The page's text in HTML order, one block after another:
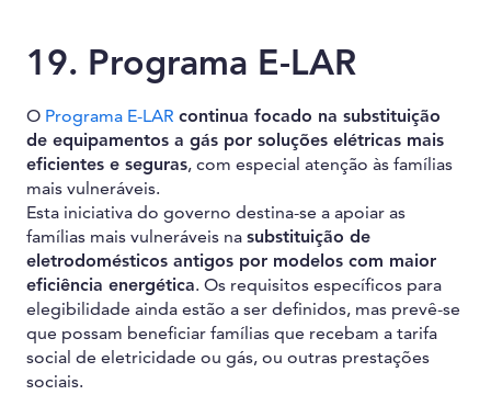
19. Programa E-LAR
O Programa E-LAR continua focado na substituição
de equipamentos a gás por soluções elétricas mais
eficientes e seguras, com especial atenção às famílias
mais vulneráveis.
Esta iniciativa do governo destina-se a apoiar as
famílias mais vulneráveis na substituição de
eletrodomésticos antigos por modelos com maior
eficiência energética. Os requisitos específicos para
elegibilidade ainda estão a ser definidos, mas prevê-se
que possam beneficiar famílias que recebam a tarifa
social de eletricidade ou gás, ou outras prestações
sociais.